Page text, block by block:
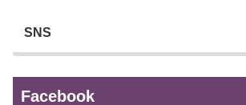
SNS
Facebook